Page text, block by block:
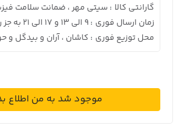
گارانتی کالا : سیتی مهر ، ضمانت سلامت
زمان ارسال فوری : 9 الی 13 و 17 الی 21 به جز روزهای تعطیل
محل توزیع فوری : کاشان ، آران و بیدگل و
موجود شد به من اطلاع